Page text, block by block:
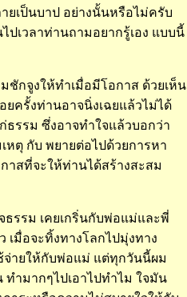
ยเป็นบาป อย่างนั้นหรือไม่ครับ
เวลาท่านถามอยากรู้เอง แบบนี้
ชักจูงให้ทำเมื่อมีโอกาส ด้วยเห็น
ครั้งท่านอาจนิ่งเฉยแล้วไม่ได้
รรม ซึ่งอาจทำใจแล้วบอกว่า
หตุ กับ พยายต่อไปด้วยการหา
าสที่จะให้ท่านได้สร้างสะสม
รรม เคยเกริ่นกับพ่อแม่และพี่
มื่อจะทิ้งทางโลกไปมุ่งทาง
จ่ายให้กับพ่อแม่ แต่ทุกวันนี้ผม
ำมากๆไปเอาไปทำไม ใจมัน